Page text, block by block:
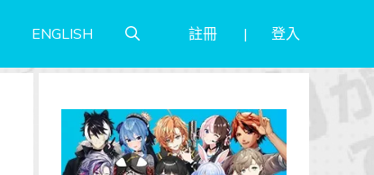
ENGLISH 註冊 登入